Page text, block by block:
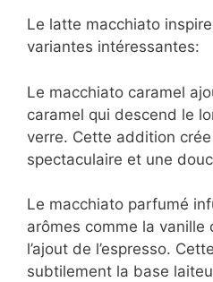
Le latte macchiato
variantes intéressantes:
Le macchiato caramel
caramel qui descend le
verre. Cette addition
spectaculaire et une
Le macchiato parfumé
arômes comme la vanille
l’ajout de l’espresso.
subtilement la base